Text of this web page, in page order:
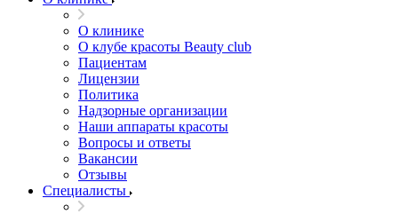
О клинике
О клубе красоты Beauty club
Пациентам
Лицензии
Политика
Надзорные организации
Наши аппараты красоты
Вопросы и ответы
Вакансии
Отзывы
Специалисты